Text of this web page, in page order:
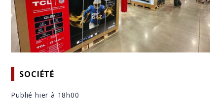
SOCIÉTÉ
Publié hier à 18h00